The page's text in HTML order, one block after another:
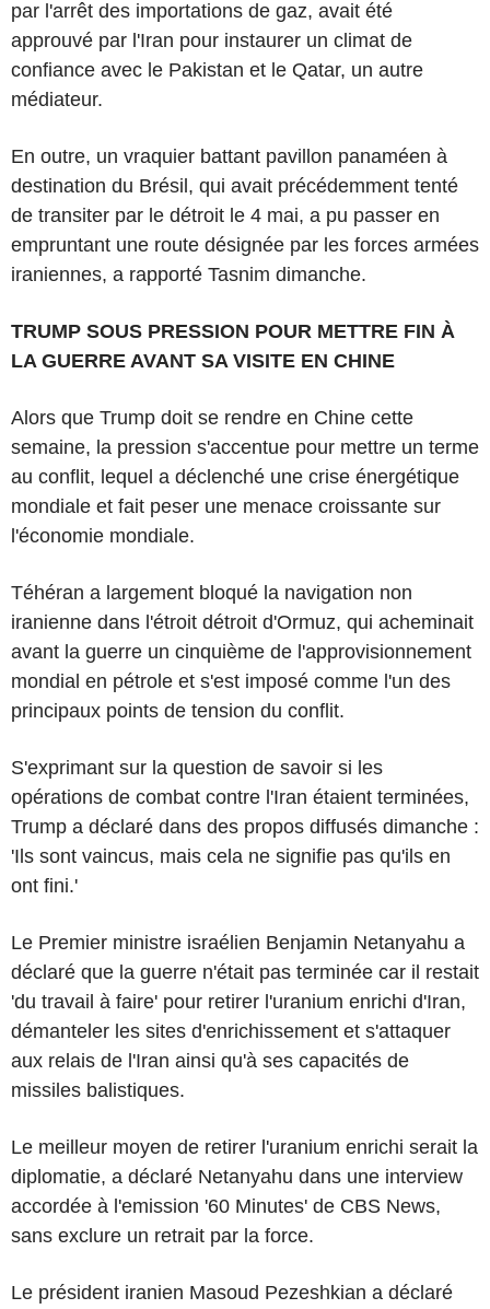
par l'arrêt des importations de gaz, avait été
approuvé par l'Iran pour instaurer un climat de
confiance avec le Pakistan et le Qatar, un autre
médiateur.
En outre, un vraquier battant pavillon panaméen à
destination du Brésil, qui avait précédemment tenté
de transiter par le détroit le 4 mai, a pu passer en
empruntant une route désignée par les forces armées
iraniennes, a rapporté Tasnim dimanche.
TRUMP SOUS PRESSION POUR METTRE FIN À
LA GUERRE AVANT SA VISITE EN CHINE
Alors que Trump doit se rendre en Chine cette
semaine, la pression s'accentue pour mettre un terme
au conflit, lequel a déclenché une crise énergétique
mondiale et fait peser une menace croissante sur
l'économie mondiale.
Téhéran a largement bloqué la navigation non
iranienne dans l'étroit détroit d'Ormuz, qui acheminait
avant la guerre un cinquième de l'approvisionnement
mondial en pétrole et s'est imposé comme l'un des
principaux points de tension du conflit.
S'exprimant sur la question de savoir si les
opérations de combat contre l'Iran étaient terminées,
Trump a déclaré dans des propos diffusés dimanche :
'Ils sont vaincus, mais cela ne signifie pas qu'ils en
ont fini.'
Le Premier ministre israélien Benjamin Netanyahu a
déclaré que la guerre n'était pas terminée car il restait
'du travail à faire' pour retirer l'uranium enrichi d'Iran,
démanteler les sites d'enrichissement et s'attaquer
aux relais de l'Iran ainsi qu'à ses capacités de
missiles balistiques.
Le meilleur moyen de retirer l'uranium enrichi serait la
diplomatie, a déclaré Netanyahu dans une interview
accordée à l'emission '60 Minutes' de CBS News,
sans exclure un retrait par la force.
Le président iranien Masoud Pezeshkian a déclaré